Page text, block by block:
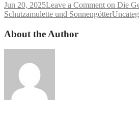
Jun 20, 2025Leave a Comment on Die
Schutzamulette und Sonnengötter
About the Author